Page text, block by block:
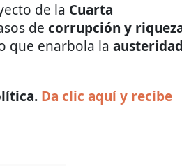
de la Cuarta
de corrupción y
que enarbola la austeridad
Da clic aquí y recibe